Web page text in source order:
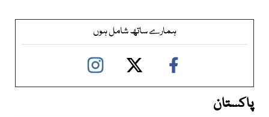
ہمارے ساتھ شامل ہوں
پاکستان